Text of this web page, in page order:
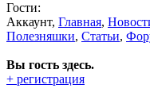
Гости:
Аккаунт, Главная,
Полезняшки, Статьи,
Вы гость здесь.
+ регистрация